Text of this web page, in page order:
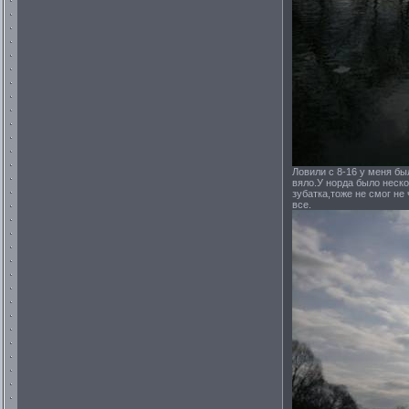
Ловили с 8-16 у меня
вяло.У норда было
зубатка,тоже не смог
все.